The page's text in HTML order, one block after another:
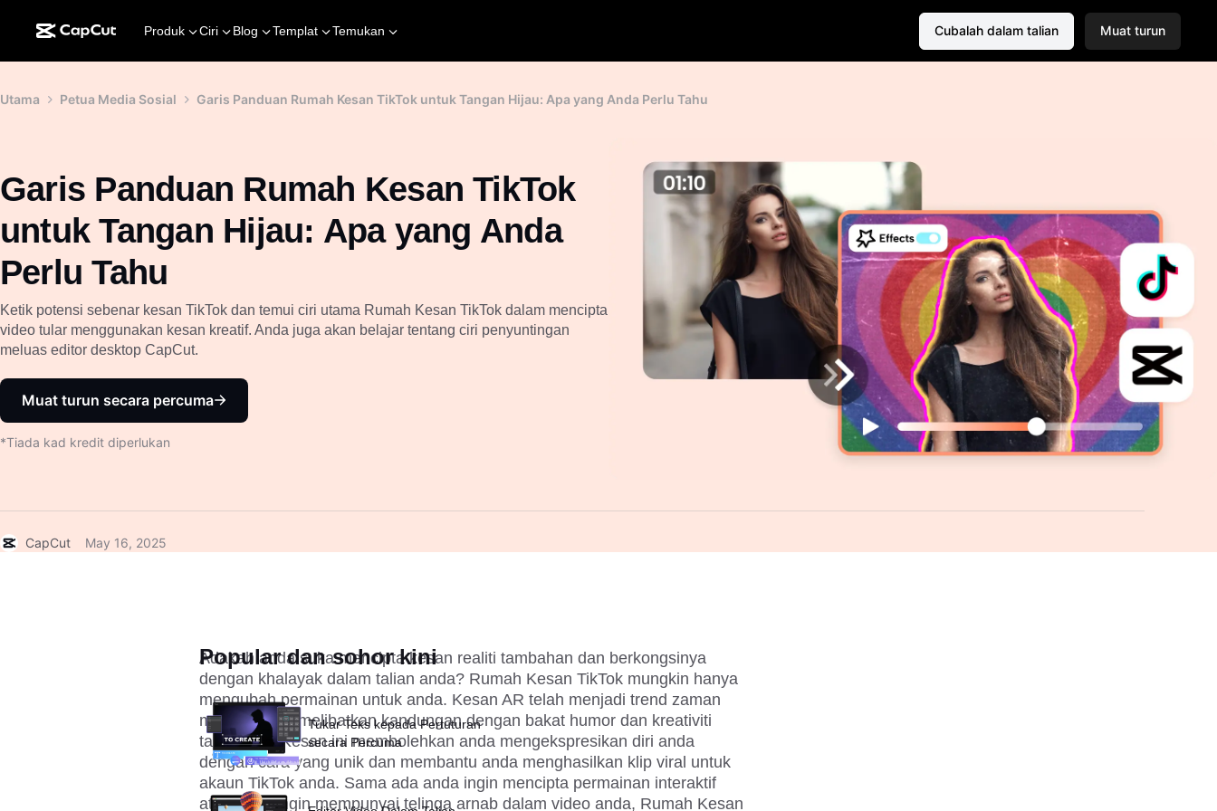
Produk Ciri Blog Templat Temukan Cubalah dalam talian Muat turun
Utama Petua Media Sosial Garis Panduan Rumah Kesan TikTok untuk Tangan Hijau: Apa yang Anda Perlu Tahu
Garis Panduan Rumah Kesan TikTok
untuk Tangan Hijau: Apa yang Anda
Perlu Tahu
Ketik potensi sebenar kesan TikTok dan temui ciri utama Rumah Kesan TikTok dalam mencipta
video tular menggunakan kesan kreatif. Anda juga akan belajar tentang ciri penyuntingan
meluas editor desktop CapCut.
Muat turun secara percuma
*Tiada kad kredit diperlukan
CapCut May 16, 2025
Adakah anda suka mencipta kesan realiti tambahan dan berkongsinya
dengan khalayak dalam talian anda? Rumah Kesan TikTok mungkin hanya
mengubah permainan untuk anda. Kesan AR telah menjadi trend zaman
moden untuk melibatkan kandungan dengan bakat humor dan kreativiti
tambahan. Kesan ini membolehkan anda mengekspresikan diri anda
dengan cara yang unik dan membantu anda menghasilkan klip viral untuk
akaun TikTok anda. Sama ada anda ingin mencipta permainan interaktif
atau anda ingin mempunyai telinga arnab dalam video anda, Rumah Kesan
Popular dan sohor kini
Tukar Teks kepada Pertuturan
secara Percuma